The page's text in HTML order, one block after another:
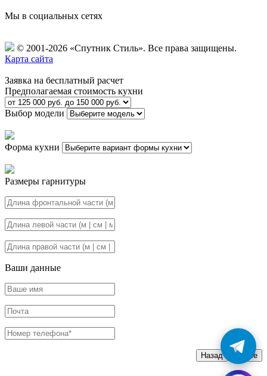
Мы в социальных сетях
© 2001-2026 «Спутник Стиль». Все права защищены.
Карта сайта
Заявка на бесплатный расчет
Предполагаемая стоимость кухни
Выбор модели
Форма кухни
Размеры гарнитуры
Ваши данные
Назад Далее